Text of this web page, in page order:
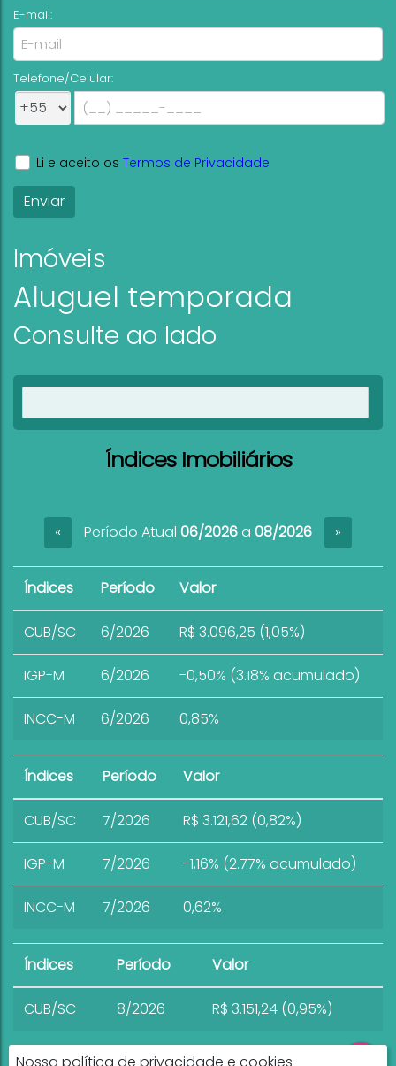
E-mail:
Telefone/Celular:
Li e aceito os Termos de Privacidade
Imóveis
Aluguel temporada
Consulte ao lado
Índices Imobiliários
« Período Atual 06/2026a 08/2026 »
Índices Período Valor
CUB/SC 6/2026 R$ 3.096,25 (1,05%)
IGP-M 6/2026 -0,50% (3.18% acumulado)
INCC-M 6/2026 0,85%
Índices Período Valor
CUB/SC 7/2026 R$ 3.121,62 (0,82%)
IGP-M 7/2026 -1,16% (2.77% acumulado)
INCC-M 7/2026 0,62%
Índices Período Valor
CUB/SC 8/2026 R$ 3.151,24 (0,95%)